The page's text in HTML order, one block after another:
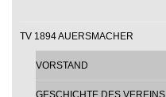
TV 1894 AUERSMACHER
VORSTAND